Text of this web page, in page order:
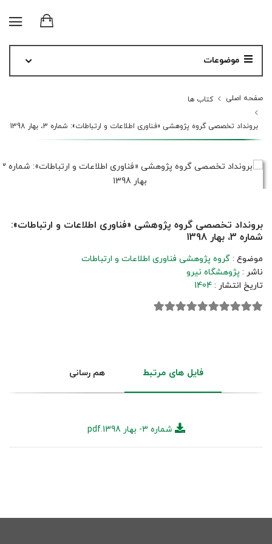
موضوعات
صفحه اصلی کتاب ها
برونداد تخصصی گروه پژوهشی «فناوری اطلاعات و ارتباطات»: شماره 3، بهار 1398
برونداد تخصصی گروه پژوهشی «فناوری اطلاعات و ارتباطات»:
شماره 3، بهار 1398
موضوع : گروه پژوهشی فناوری اطلاعات و ارتباطات
ناشر : پژوهشگاه نیرو
تاریخ انتشار : 1404
فایل های مرتبط هم رسانی
شماره 3- بهار 1398.pdf